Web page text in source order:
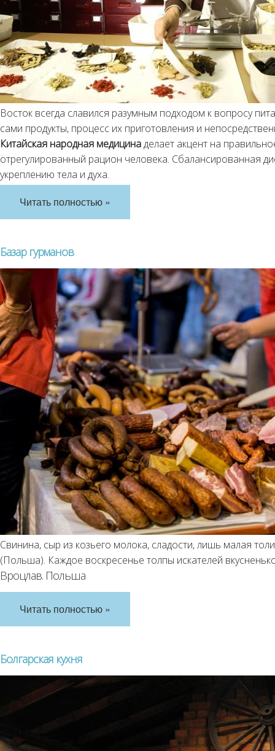
Восток всегда славился разумным подходом к вопросу
сами продукты, процесс их приготовления и
Китайская народная медицинаделает акцент на
отрегулированный рацион человека. Сбалансированная
укреплению тела и духа.
Читать полностью »
Базар гурманов
Свинина, сыр из козьего молока, сладости, лишь малая
(Польша). Каждое воскресенье толпы искателей
Вроцлав. Польша
Читать полностью »
Болгарская кухня